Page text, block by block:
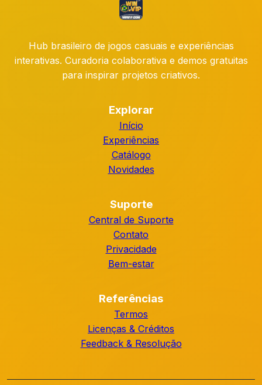
Hub brasileiro de jogos casuais e experiências
interativas. Curadoria colaborativa e demos gratuitas
para inspirar projetos criativos.
Explorar
Início
Experiências
Catálogo
Novidades
Suporte
Central de Suporte
Contato
Privacidade
Bem-estar
Referências
Termos
Licenças & Créditos
Feedback & Resolução